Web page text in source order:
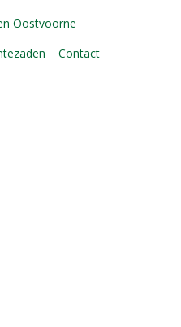
Oostvoorne
Contact